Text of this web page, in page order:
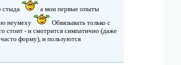
стыда
а мои первые опыты
неумеху
Обвязывать только с
стоит - и смотрится симпатично (даже
форму), и пользуются